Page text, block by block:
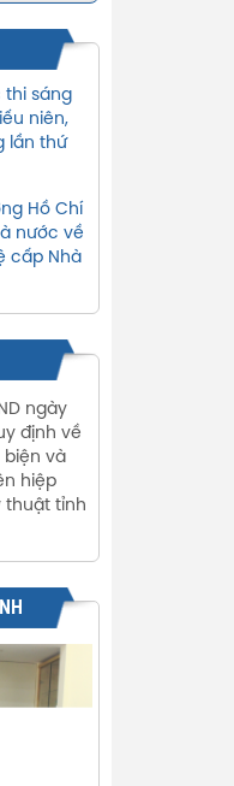
thi sáng
niên,
lần thứ
Hồ Chí
nước về
cấp Nhà
ngày
định về
biện và
hiệp
thuật tỉnh